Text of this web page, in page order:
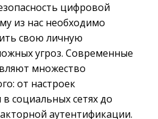
цифровой
из нас необходимо
свою личную
угроз. Современные
множество
от настроек
социальных сетях до
аутентификации.